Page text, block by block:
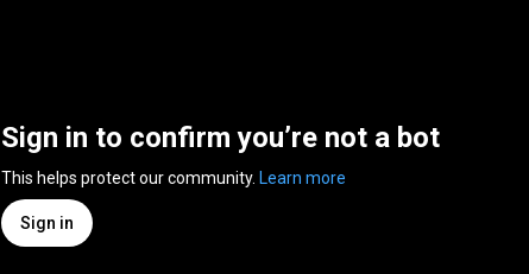
Sign in to confirm you’re not a bot
This helps protect our community. Learn more
Sign in